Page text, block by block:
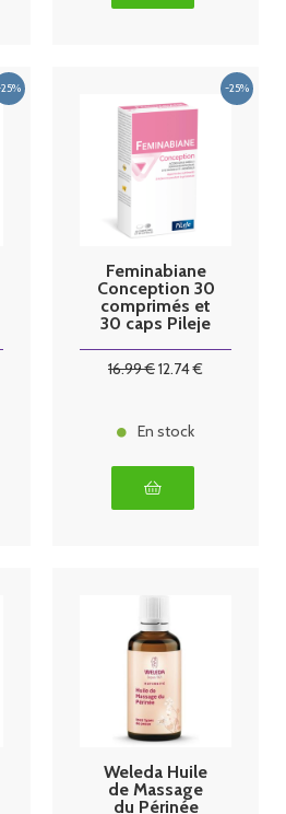
Feminabiane
Conception 30
comprimés et
30 caps Pileje
16.99€12.74€
En stock
Weleda Huile
de Massage
du Périnée